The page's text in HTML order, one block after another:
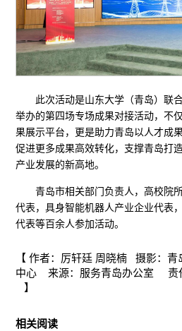
此次活动是山东大学（青岛）联
举办的第四场专场成果对接活动，不
果展示平台，更是助力青岛以人才成
促进更多成果高效转化，支撑青岛打
产业发展的新高地。
青岛市相关部门负责人，高校院
代表，具身智能机器人产业企业代表
代表等百余人参加活动。
【 作者：厉轩廷 周晓楠 摄影：
中心 来源：服务青岛办公室 责
】
相关阅读